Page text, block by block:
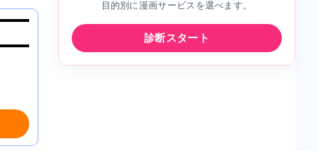
目的別に漫画サービスを選べます。
診断スタート